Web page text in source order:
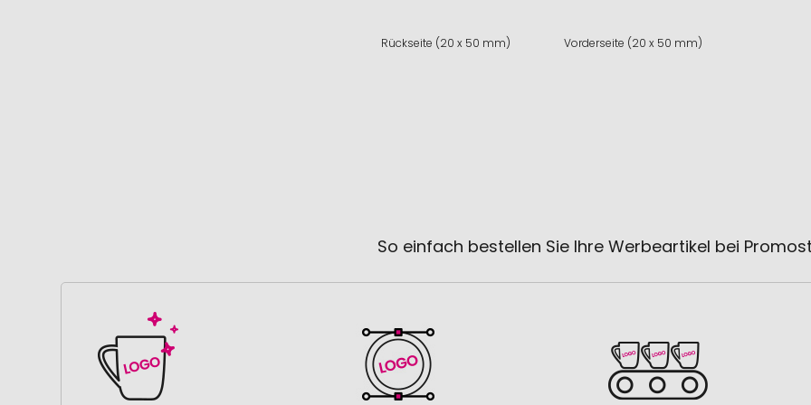
Rückseite (20 x 50 mm) Vorderseite (20 x 50 mm)
So einfach bestellen Sie Ihre Werbeartikel bei